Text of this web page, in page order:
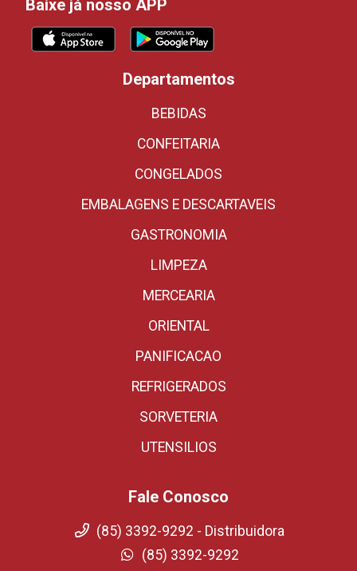
Baixe já nosso APP
Departamentos
BEBIDAS
CONFEITARIA
CONGELADOS
EMBALAGENS E DESCARTAVEIS
GASTRONOMIA
LIMPEZA
MERCEARIA
ORIENTAL
PANIFICACAO
REFRIGERADOS
SORVETERIA
UTENSILIOS
Fale Conosco
(85) 3392-9292 - Distribuidora
(85) 3392-9292